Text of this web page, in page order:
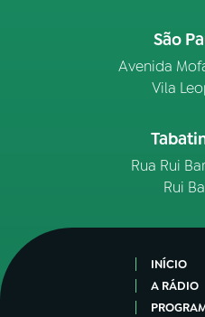
São
Avenida
Vila
Rua Rui
Rui
INÍCIO
A RÁDIO